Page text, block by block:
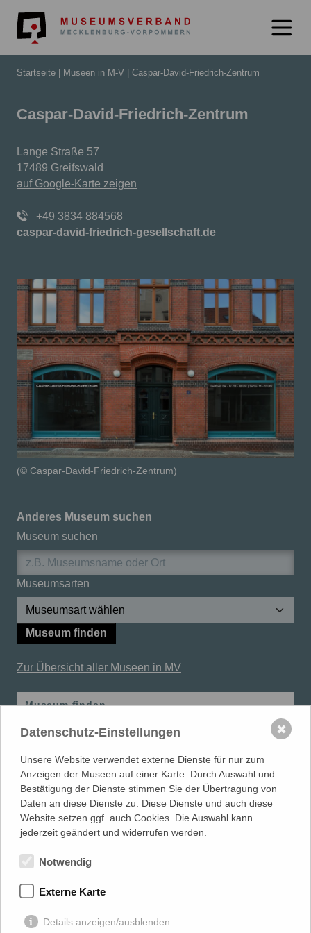
Startseite Museen in M-V Caspar-David-Friedrich-Zentrum
Caspar-David-Friedrich-Zentrum
Lange Straße 57
17489 Greifswald
auf Google-Karte zeigen
+49 3834 884568
caspar-david-friedrich-gesellschaft.de
(© Caspar-David-Friedrich-Zentrum)
Anderes Museum suchen
Museum suchen
Museumsarten
Museum finden
Zur Übersicht aller Museen in MV
Museum finden
Schule im Museum
Lehrerfortbildungen
MUSEUMSVERBANDin Mecklenburg-Vorpommern e.V.
Datenschutz-Einstellungen
Unsere Website verwendet externe Dienste für nur zum
Anzeigen der Museen auf einer Karte. Durch Auswahl und
Bestätigung der Dienste stimmen Sie der Übertragung von
Daten an diese Dienste zu. Diese Dienste und auch diese
Website setzen ggf. auch Cookies. Die Auswahl kann
jederzeit geändert und widerrufen werden.
Notwendig
Externe Karte
Details anzeigen/ausblenden
✖